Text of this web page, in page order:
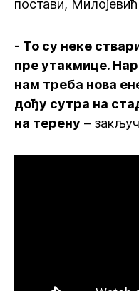
постави,
- То су неке
пре утакмице.
нам треба нова
дођу сутра на
на терену –